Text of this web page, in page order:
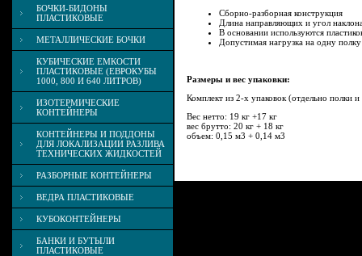
БОЧКИ-БИДОНЫ
ПЛАСТИКОВЫЕ
МЕТАЛЛИЧЕСКИЕ БОЧКИ
КУБИЧЕСКИЕ ЕМКОСТИ
ПЛАСТИКОВЫЕ (ЕВРОКУБЫ
1000, 800 И 640 ЛИТРОВ)
ИЗОТЕРМИЧЕСКИЕ
КОНТЕЙНЕРЫ
КОНТЕЙНЕРЫ И ПОДДОНЫ
ДЛЯ ЛОКАЛИЗАЦИИ РАЗЛИВА
ТЕХНИЧЕСКИХ ЖИДКОСТЕЙ
РАЗБОРНЫЕ КОНТЕЙНЕРЫ
ВЕДРА ПЛАСТИКОВЫЕ
КУБОКОНТЕЙНЕРЫ
БАНКИ И БУТЫЛИ
ПЛАСТИКОВЫЕ
Сборно-разборная конструкция
Длина направляющих и угол
В основании используются
Допустимая нагрузка на одну
Размеры и вес упаковки:
Комплект из 2-х упаковок (отдельно полки и
Вес нетто: 19 кг +17 кг
вес брутто: 20 кг + 18 кг
объем: 0,15 м3 + 0,14 м3